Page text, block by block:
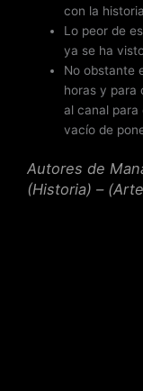
con la
Lo peor de
ya se ha
No obstante
horas y para
al canal para
vacío de
Autores de
(Historia) –